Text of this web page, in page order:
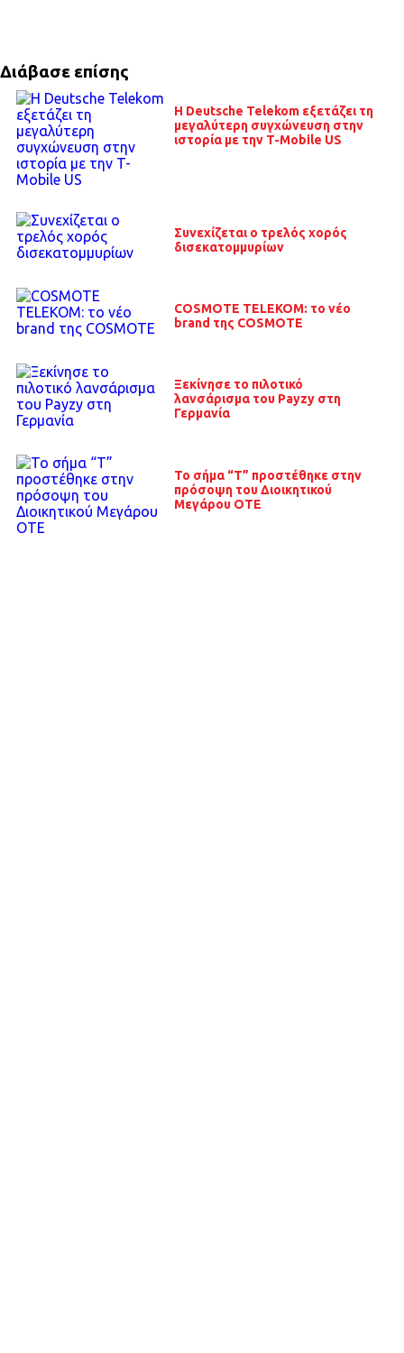
Διάβασε επίσης
Η Deutsche Telekom εξετάζει τη
μεγαλύτερη συγχώνευση στην
ιστορία με την T-Mobile US
Συνεχίζεται ο τρελός χορός
δισεκατομμυρίων
COSMOTE TELEKOM: το νέο
brand της COSMOTE
Ξεκίνησε το πιλοτικό
λανσάρισμα του Payzy στη
Γερμανία
To σήμα “T” προστέθηκε στην
πρόσοψη του Διοικητικού
Μεγάρου OTE